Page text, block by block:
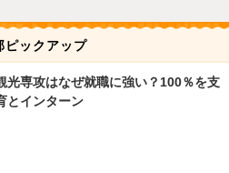
ピックアップ
光専攻はなぜ就職に強い？100％を支
とインターン